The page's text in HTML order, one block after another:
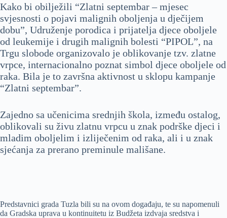
Kako bi obilježili “Zlatni septembar – mjesec
svjesnosti o pojavi malignih oboljenja u dječijem
dobu”, Udruženje porodica i prijatelja djece oboljele
od leukemije i drugih malignih bolesti “PIPOL”, na
Trgu slobode organizovalo je oblikovanje tzv. zlatne
vrpce, internacionalno poznat simbol djece oboljele od
raka. Bila je to završna aktivnost u sklopu kampanje
“Zlatni septembar”.
Zajedno sa učenicima srednjih škola, između ostalog,
oblikovali su živu zlatnu vrpcu u znak podrške djeci i
mladim oboljelim i izliječenim od raka, ali i u znak
sjećanja za prerano preminule mališane.
Predstavnici grada Tuzla bili su na ovom događaju, te su napomenuli
da Gradska uprava u kontinuitetu iz Budžeta izdvaja sredstva i